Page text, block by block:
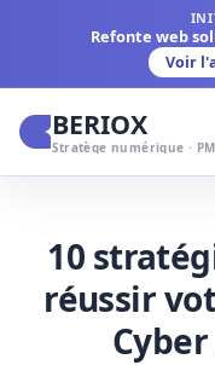
Refonte web
Voir
BERIOX
Stratège numérique ·
10
réussir